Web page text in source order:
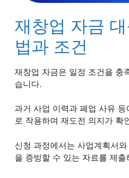
재창업 자금
법과 조건
재창업 자금은 일정 조건을 충
습니다.
과거 사업 이력과 폐업 사유
로 작용하며 재도전 의지가 확
신청 과정에서는 사업계획서
을 증빙할 수 있는 자료를 제출